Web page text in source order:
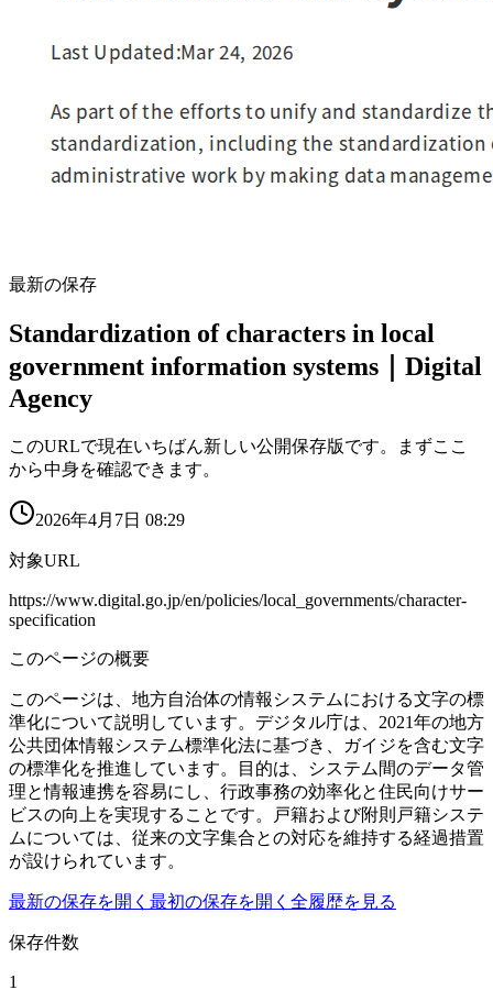
最新の保存
Standardization of characters in local
government information systems｜Digital
Agency
このURLで現在いちばん新しい公開保存版です。まずここ
から中身を確認できます。
2026年4月7日 08:29
対象URL
https://www.digital.go.jp/en/policies/local_governments/character-
specification
このページの概要
このページは、地方自治体の情報システムにおける文字の標
準化について説明しています。デジタル庁は、2021年の地方
公共団体情報システム標準化法に基づき、ガイジを含む文字
の標準化を推進しています。目的は、システム間のデータ管
理と情報連携を容易にし、行政事務の効率化と住民向けサー
ビスの向上を実現することです。戸籍および附則戸籍システ
ムについては、従来の文字集合との対応を維持する経過措置
が設けられています。
最新の保存を開く 最初の保存を開く 全履歴を見る
保存件数
1